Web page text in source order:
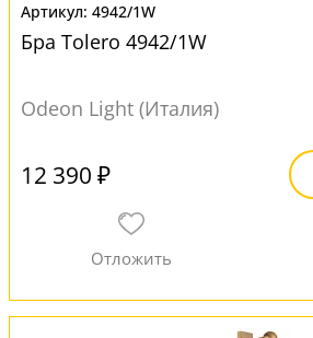
4942/1W
Бра Tolero 4942/1W
Odeon Light (Италия)
12 390 ₽